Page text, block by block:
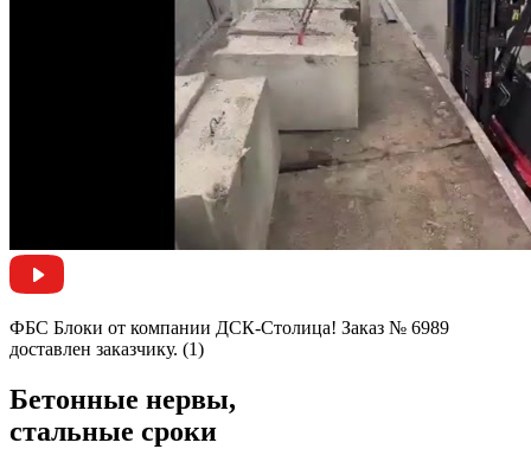
ФБС Блоки от компании ДСК-Столица! Заказ № 6989
доставлен заказчику. (1)
Бетонные нервы,
стальные сроки